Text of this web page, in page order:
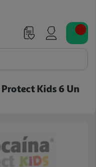
Kids 6 Un